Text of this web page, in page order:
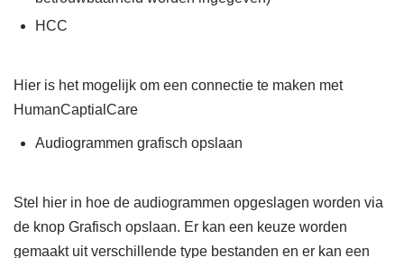
HCC
Hier is het mogelijk om een connectie te maken met
HumanCaptialCare
Audiogrammen grafisch opslaan
Stel hier in hoe de audiogrammen opgeslagen worden via
de knop Grafisch opslaan. Er kan een keuze worden
gemaakt uit verschillende type bestanden en er kan een